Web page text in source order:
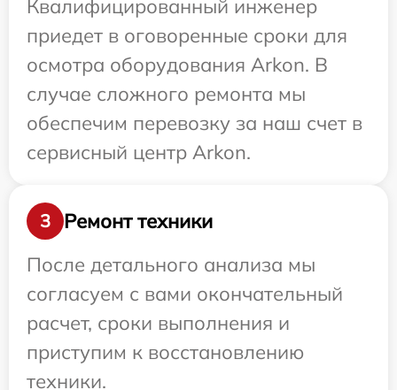
Квалифицированный инженер
приедет в оговоренные сроки для
осмотра оборудования Arkon. В
случае сложного ремонта мы
обеспечим перевозку за наш счет в
сервисный центр Arkon.
3
Ремонт техники
После детального анализа мы
согласуем с вами окончательный
расчет, сроки выполнения и
приступим к восстановлению
техники.